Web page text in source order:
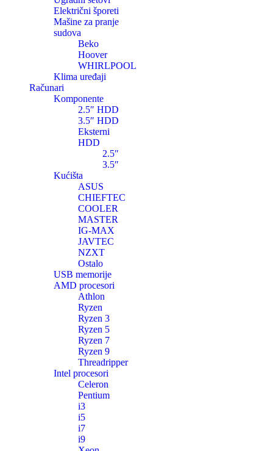
Električni šporeti
Mašine za pranje
sudova
Beko
Hoover
WHIRLPOOL
Klima uređaji
Računari
Komponente
2.5″ HDD
3.5″ HDD
Eksterni
HDD
2.5″
3.5″
Kućišta
ASUS
CHIEFTEC
COOLER
MASTER
IG-MAX
JAVTEC
NZXT
Ostalo
USB memorije
AMD procesori
Athlon
Ryzen
Ryzen 3
Ryzen 5
Ryzen 7
Ryzen 9
Threadripper
Intel procesori
Celeron
Pentium
i3
i5
i7
i9